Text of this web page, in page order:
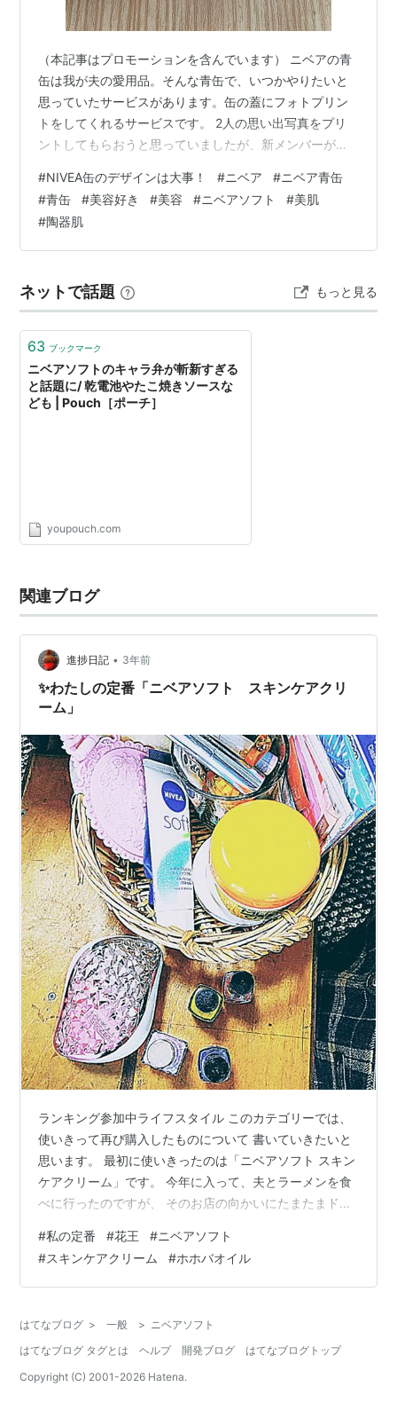
（本記事はプロモーションを含んでいます） ニベアの青
缶は我が夫の愛用品。そんな青缶で、いつかやりたいと
思っていたサービスがあります。缶の蓋にフォトプリン
トをしてくれるサービスです。 2人の思い出写真をプリ
ントしてもらおうと思っていましたが、新メンバーが加
しました。 で、出来上がったのがこちら🎶息子がお風呂
に入っている時のふにゃふにゃな顔です( ´-` )モザイクか
けてますが、なかなか良い仕上がりです！ 確か2500円く
らいだったかな？ ニベア自体が5〜600円で買えるから
い（笑） 「プレゼントだ…
#NIVEA缶のデザインは大事！ #ニベア #ニベア青缶
#青缶 #美容好き #美容 #ニベアソフト #美肌
#陶器肌
ネットで話題 もっと見る
63 ブックマーク
ニベアソフトのキャラ弁が斬新すぎる
と話題に/ 乾電池やたこ焼きソースな
ども | Pouch［ポーチ］
youpouch.com
関連ブログ
進捗日記 • 3年前
✨わたしの定番「ニベアソフト スキンケアクリ
ーム」
ランキング参加中ライフスタイル このカテゴリーでは、
使いきって再び購入したものについて 書いていきたいと
思います。 最初に使いきったのは「ニベアソフト スキン
ケアクリーム」です。 今年に入って、夫とラーメンを食
べに行ったのですが、 そのお店の向かいにたまたまドラ
でした。 「ああ、懐かしいな」と思い、 久しぶりに使っ
てみたくなりました。 手にとって伸ばすといい香り。 伸
びもいいし、私の好きなホホバオイル配合とあって、 あ
しくていいですね。 花王さんとは何かとご縁があって、
好きなブランドのひと…
#私の定番 #花王 #ニベアソフト
#スキンケアクリーム #ホホバオイル
はてなブログ > 一般 > ニベアソフト
はてなブログ タグとは
ヘルプ 開発ブログ
はてなブログトップ
Copyright (C) 2001-2026 Hatena.